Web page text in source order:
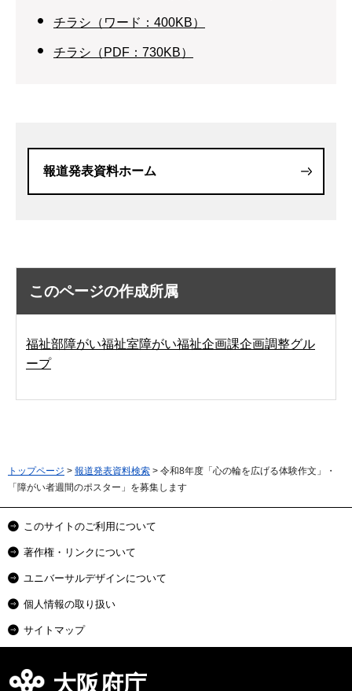
チラシ（ワード：400KB）
チラシ（PDF：730KB）
報道発表資料ホーム
このページの作成所属
福祉部障がい福祉室障がい福祉企画課企画調整グル
ープ
トップページ > 報道発表資料検索 > 令和8年度「心の輪を広げる体験作文」・
「障がい者週間のポスター」を募集します
このサイトのご利用について
著作権・リンクについて
ユニバーサルデザインについて
個人情報の取り扱い
サイトマップ
大阪府庁